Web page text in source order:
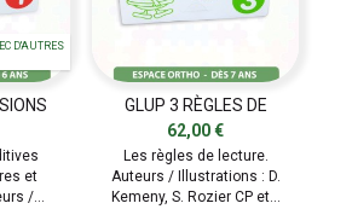
D'AUTRES
et
/...
GLUP 3 RÈGLES DE
LECTURE
62,00 €
Les règles de lecture.
Auteurs / Illustrations : D.
Kemeny, S. Rozier CP et...